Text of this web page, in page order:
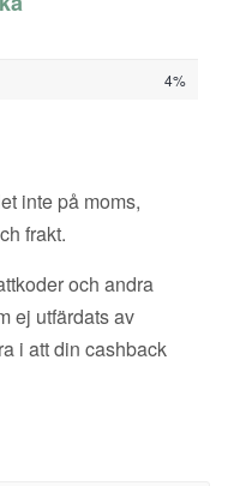
4%
inte på moms,
frakt.
och andra
ej utfärdats av
i att din cashback